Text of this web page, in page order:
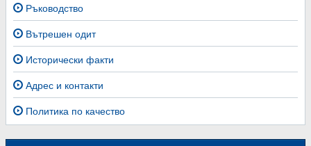
Ръководство
Вътрешен одит
Исторически факти
Адрес и контакти
Политика по качество